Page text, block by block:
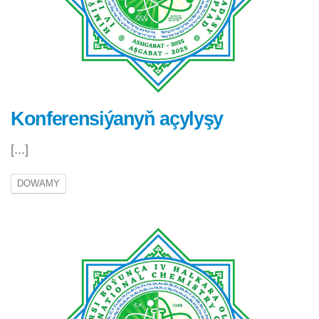
Konferensiýanyň açylyşy
[...]
DOWAMY